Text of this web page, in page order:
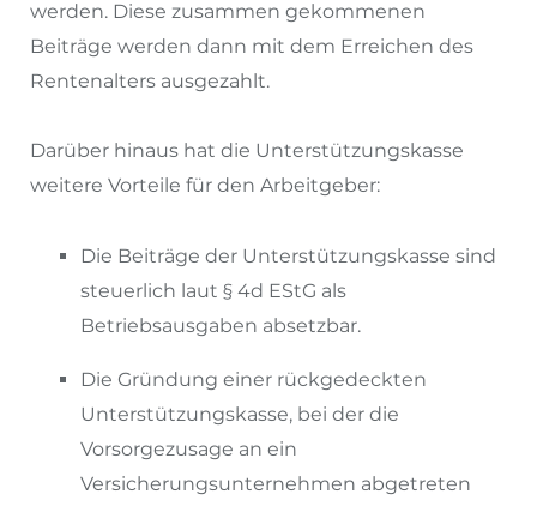
werden. Diese zusammen gekommenen
Beiträge werden dann mit dem Erreichen des
Rentenalters ausgezahlt.
Darüber hinaus hat die Unterstützungskasse
weitere Vorteile für den Arbeitgeber:
Die Beiträge der Unterstützungskasse sind
steuerlich laut § 4d EStG als
Betriebsausgaben absetzbar.
Die Gründung einer rückgedeckten
Unterstützungskasse, bei der die
Vorsorgezusage an ein
Versicherungsunternehmen abgetreten